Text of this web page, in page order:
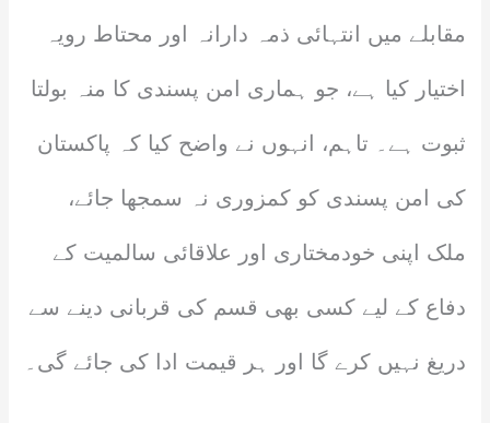
مقابلے میں انتہائی ذمہ دارانہ اور محتاط رویہ
اختیار کیا ہے، جو ہماری امن پسندی کا منہ بولتا
ثبوت ہے۔ تاہم، انہوں نے واضح کیا کہ پاکستان
کی امن پسندی کو کمزوری نہ سمجھا جائے،
ملک اپنی خودمختاری اور علاقائی سالمیت کے
دفاع کے لیے کسی بھی قسم کی قربانی دینے سے
دریغ نہیں کرے گا اور ہر قیمت ادا کی جائے گی۔